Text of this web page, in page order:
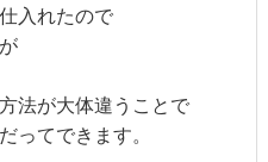
入れたので
法が大体違うことで
ってできます。